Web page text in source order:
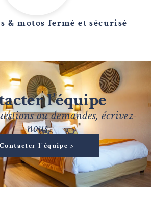
& motos fermé et sécurisé
l’équipe
ou demandes, écrivez-
nous
Contacter l'équipe >